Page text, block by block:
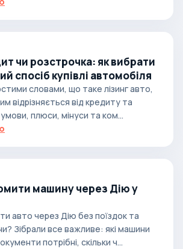
чи розстрочка: як вибрати
спосіб купівлі автомобіля
словами, що таке лізинг авто,
відрізняється від кредиту та
плюси, мінуси та ком...
машину через Дію у
авто через Дію без поїздок та
Зібрали все важливе: які машини
потрібні, скільки ч...